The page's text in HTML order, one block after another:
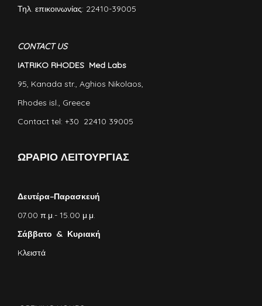
Τηλ. επικοινωνίας: 22410-39005
CONTACT US
IATRIKO RHODES Med Labs
95, Kanada str., Aghios Nikolaos,
Rhodes isl., Greece
Contact tel: +30 22410 39005
ΩΡΑΡΙΟ ΛΕΙΤΟΥΡΓΙΑΣ
Δευτέρα–Παρασκευή
07.00 π.μ.- 15.00 μ.μ.
Σάββατο & Κυριακή
Kλειστά